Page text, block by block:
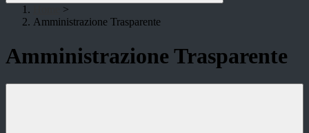
>
Amministrazione Trasparente
Amministrazione Trasparente